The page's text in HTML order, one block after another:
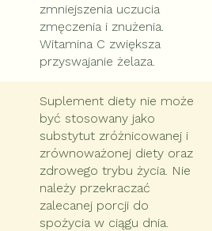
zmniejszenia uczucia
zmęczenia i znużenia.
Witamina C zwiększa
przyswajanie żelaza.
Suplement diety nie może
być stosowany jako
substytut zróżnicowanej i
zrównoważonej diety oraz
zdrowego trybu życia. Nie
należy przekraczać
zalecanej porcji do
spożycia w ciągu dnia.